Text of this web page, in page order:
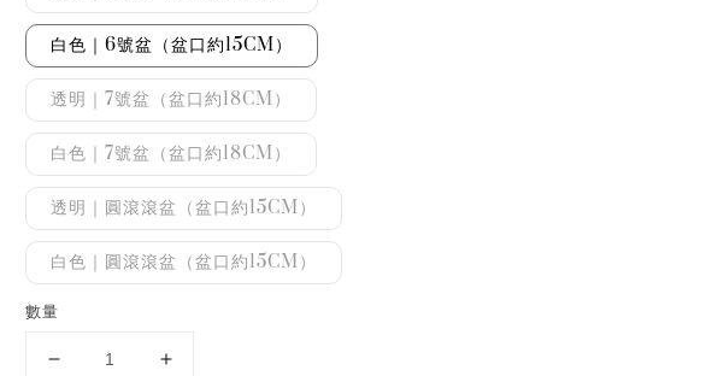
白色｜6號盆（盆口約15CM）
透明｜7號盆（盆口約18CM）
白色｜7號盆（盆口約18CM）
透明｜圓滾滾盆（盆口約15CM）
白色｜圓滾滾盆（盆口約15CM）
數量